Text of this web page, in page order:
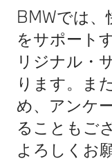
BMWでは、
をサポート
リジナル・
ります。ま
め、アンケ
ることもご
よろしくお